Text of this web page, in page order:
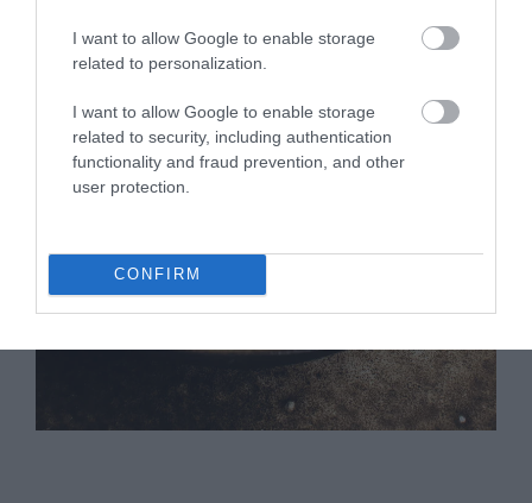
I want to allow Google to enable storage
related to personalization.
I want to allow Google to enable storage
related to security, including authentication
functionality and fraud prevention, and other
user protection.
CONFIRM